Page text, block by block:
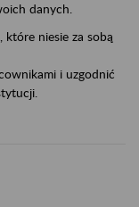
danych.
które niesie za sobą
i uzgodnić